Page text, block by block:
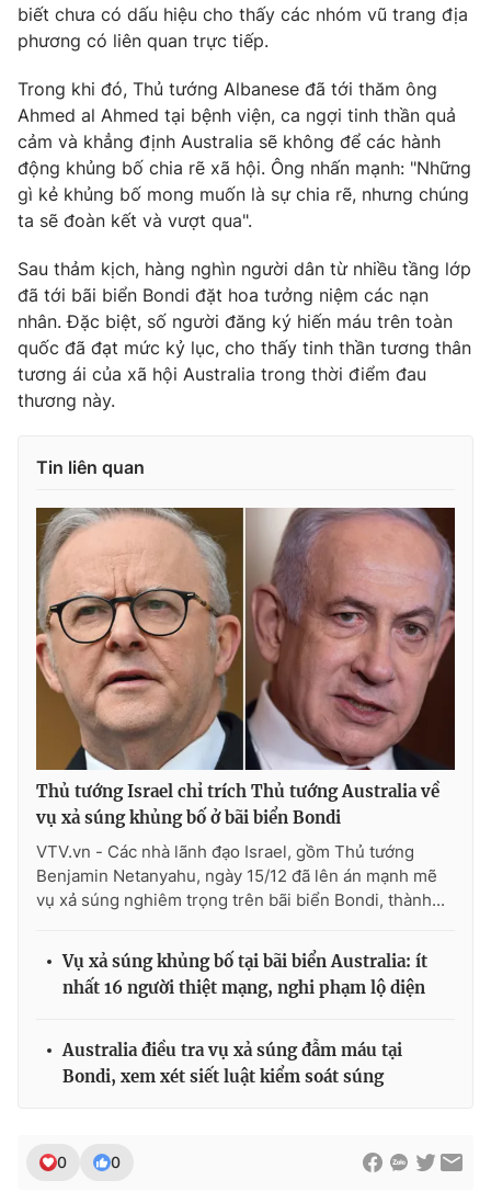
biết chưa có dấu hiệu cho thấy các nhóm vũ trang địa
phương có liên quan trực tiếp.
Trong khi đó, Thủ tướng Albanese đã tới thăm ông
Ahmed al Ahmed tại bệnh viện, ca ngợi tinh thần quả
cảm và khẳng định Australia sẽ không để các hành
động khủng bố chia rẽ xã hội. Ông nhấn mạnh: "Những
gì kẻ khủng bố mong muốn là sự chia rẽ, nhưng chúng
ta sẽ đoàn kết và vượt qua".
Sau thảm kịch, hàng nghìn người dân từ nhiều tầng lớp
đã tới bãi biển Bondi đặt hoa tưởng niệm các nạn
nhân. Đặc biệt, số người đăng ký hiến máu trên toàn
quốc đã đạt mức kỷ lục, cho thấy tinh thần tương thân
tương ái của xã hội Australia trong thời điểm đau
thương này.
Tin liên quan
Thủ tướng Israel chỉ trích Thủ tướng Australia về
vụ xả súng khủng bố ở bãi biển Bondi
VTV.vn - Các nhà lãnh đạo Israel, gồm Thủ tướng
Benjamin Netanyahu, ngày 15/12 đã lên án mạnh mẽ
vụ xả súng nghiêm trọng trên bãi biển Bondi, thành...
Vụ xả súng khủng bố tại bãi biển Australia: ít
nhất 16 người thiệt mạng, nghi phạm lộ diện
Australia điều tra vụ xả súng đẫm máu tại
Bondi, xem xét siết luật kiểm soát súng
0 0